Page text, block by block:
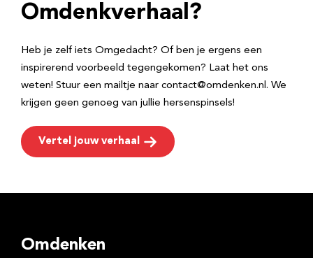
e
Omdenkverhaal?
Heb je zelf iets Omgedacht? Of ben je ergens een
inspirerend voorbeeld tegengekomen? Laat het ons
weten! Stuur een mailtje naar contact@omdenken.nl. We
krijgen geen genoeg van jullie hersenspinsels!
Vertel jouw verhaal
Omdenken